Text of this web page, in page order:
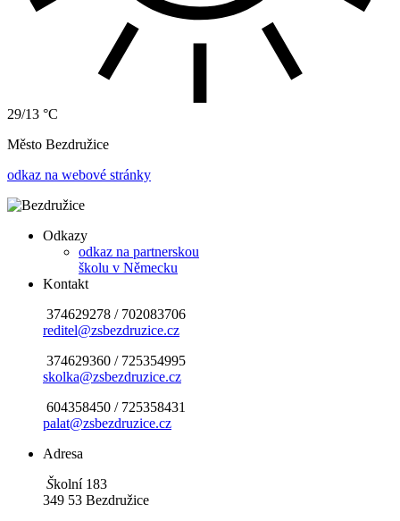
29/13 °C
Město Bezdružice
odkaz na webové stránky
Odkazy
odkaz na partnerskou
školu v Německu
Kontakt
374629278 / 702083706
reditel@zsbezdruzice.cz
374629360 / 725354995
skolka@zsbezdruzice.cz
604358450 / 725358431
palat@zsbezdruzice.cz
Adresa
Školní 183
349 53 Bezdružice